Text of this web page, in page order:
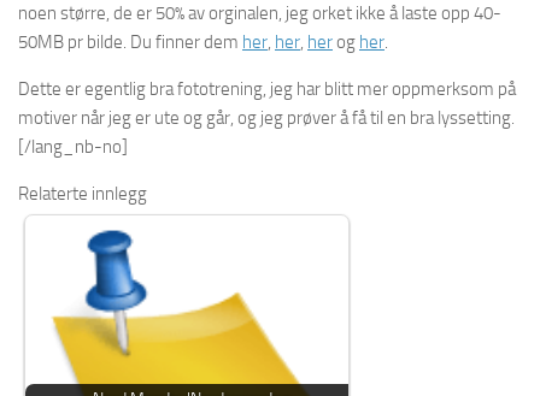
noen større, de er 50% av orginalen, jeg orket ikke å laste opp 40-
50MB pr bilde. Du finner dem her her herog her
Dette er egentlig bra fototrening, jeg har blitt mer oppmerksom på
motiver når jeg er ute og går, og jeg prøver å få til en bra lyssetting.
[/lang_nb-no]
Relaterte innlegg